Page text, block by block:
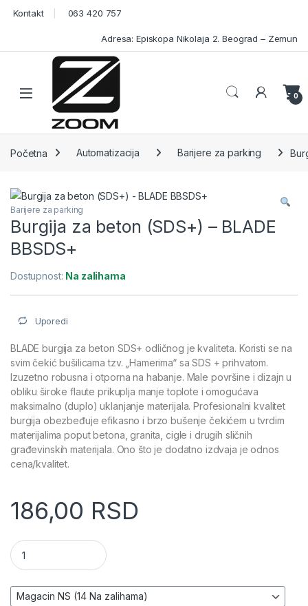
Skip to navigation
Skip to content
Kontakt 063 420 757
Adresa: Episkopa Nikolaja 2. Beograd – Zemun
Open 0
Početna Automatizacija Barijere za parking
Barijere za parking
Burgija za beton (SDS+) – BLADE
BBSDS+
Dostupnost: Na zalihama
Uporedi
BLADE burgija za beton SDS+ odličnog je kvaliteta. Koristi se na
svim čekić bušilicama tzv. „Hamerima“ sa SDS + prihvatom.
Izuzetno robusna i otporna na habanje. Male površine i dizajn u
obliku široke flaute prikuplja manje toplote i omogućava
maksimalno (duplo) uklanjanje materijala. Profesionalni kvalitet
burgija obezbeđuje efikasno i brzo bušenje čekićem u tvrdim
materijalima poput betona, granita, cigle i drugih sličnih
građevinskih materijala. Ono što je dodatno izdvaja je odnos
cena/kvalitet.
186,00 RSD
Burgija za beton (SDS+) - BLADE BBSDS+ količina